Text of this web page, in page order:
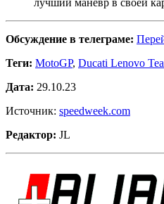
Обсуждение в телеграме:
Теги: MotoGP, Ducati Lenovo
Дата: 29.10.23
Источник: speedweek.com
Редактор: JL